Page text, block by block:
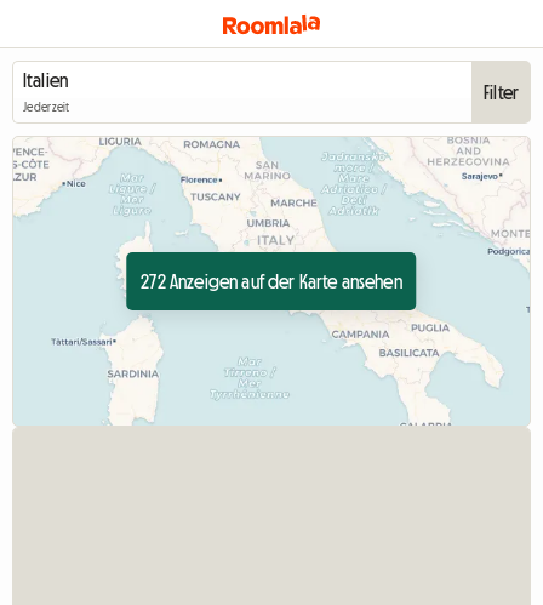
Jederzeit
Filter
272 Anzeigen auf der Karte ansehen